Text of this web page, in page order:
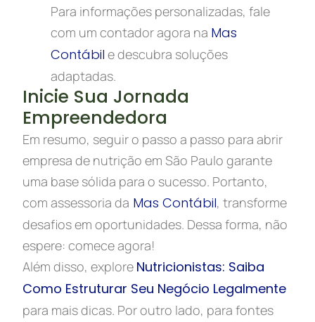
Para informações personalizadas, fale
com um contador agora na Mas
Contábil e descubra soluções
adaptadas.
Inicie Sua Jornada
Empreendedora
Em resumo, seguir o passo a passo para abrir
empresa de nutrição em São Paulo garante
uma base sólida para o sucesso. Portanto,
com assessoria da Mas Contábil, transforme
desafios em oportunidades. Dessa forma, não
espere: comece agora!
Além disso, explore Nutricionistas: Saiba
Como Estruturar Seu Negócio Legalmente
para mais dicas. Por outro lado, para fontes